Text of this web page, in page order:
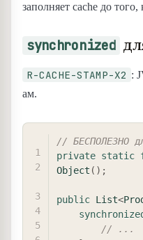
заполняет cache до
synchronized
R-CACHE-STAMP-X2 :
ам.
// БЕСПОЛЕЗНО
private static
Object ( ) ;
public List<
// ...